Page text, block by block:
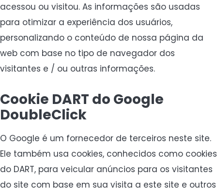
acessou ou visitou. As informações são usadas
para otimizar a experiência dos usuários,
personalizando o conteúdo de nossa página da
web com base no tipo de navegador dos
visitantes e / ou outras informações.
Cookie DART do Google
DoubleClick
O Google é um fornecedor de terceiros neste site.
Ele também usa cookies, conhecidos como cookies
do DART, para veicular anúncios para os visitantes
do site com base em sua visita a este site e outros